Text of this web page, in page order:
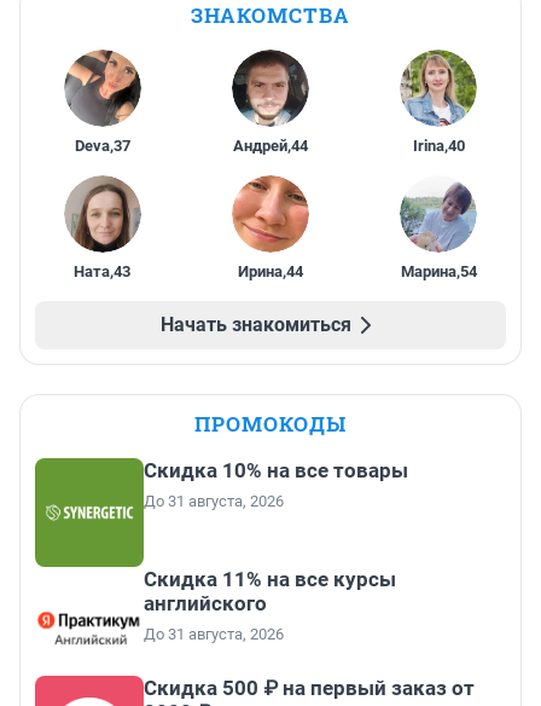
ЗНАКОМСТВА
Deva,37 Андрей,44 Irina,40
Ната,43 Ирина,44 Марина,54
Начать знакомиться
ПРОМОКОДЫ
Скидка 10% на все товары
До 31 августа, 2026
Скидка 11% на все курсы
английского
До 31 августа, 2026
Скидка 500 ₽ на первый заказ от